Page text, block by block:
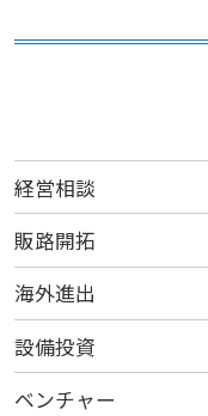
経営相談
販路開拓
海外進出
設備投資
ベンチャー